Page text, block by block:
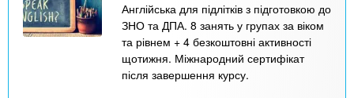
Англійська для підлітків з підготовкою до
ЗНО та ДПА. 8 занять у групах за віком
та рівнем + 4 безкоштовні активності
щотижня. Міжнародний сертифікат
після завершення курсу.